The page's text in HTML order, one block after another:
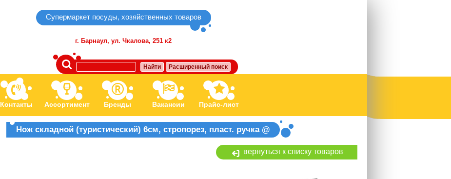
Супермаркет посуды, хозяйственных товаров
г. Барнаул, ул. Чкалова, 251 к2
Найти Расширенный поиск
Контакты Ассортимент Бренды Вакансии Прайс-лист
Нож складной (туристический) 6см, стропорез, пласт. ручка @
вернуться к списку товаров